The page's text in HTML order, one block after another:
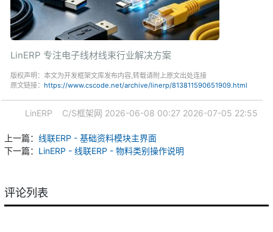
LinERP 专注电子线材线束行业解决方案
版权声明：本文为开发框架文库发布内容,转载请附上原文出处连接
原文链接： https://www.cscode.net/archive/linerp/813811590651909.html
LinERP C/S框架网 2026-06-08 00:27 2026-07-05 22:55
上一篇： 线联ERP - 基础资料模块主界面
下一篇： LinERP - 线联ERP - 物料类别操作说明
评论列表